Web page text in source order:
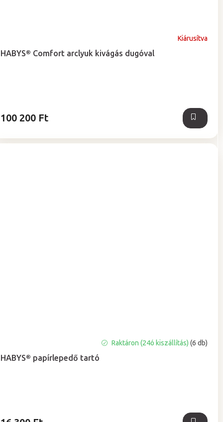
HABYS® Comfort arclyuk kivágás dugóval
Kiárusítva
100 200 Ft
HABYS® papírlepedő tartó
átlagos
Raktáron (24ó kiszállítás)(6 db)